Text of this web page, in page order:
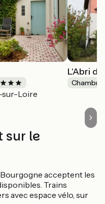
sur-Loire
L'Abri
sur le
Bourgogne acceptent les
Trains
avec espace vélo, sur